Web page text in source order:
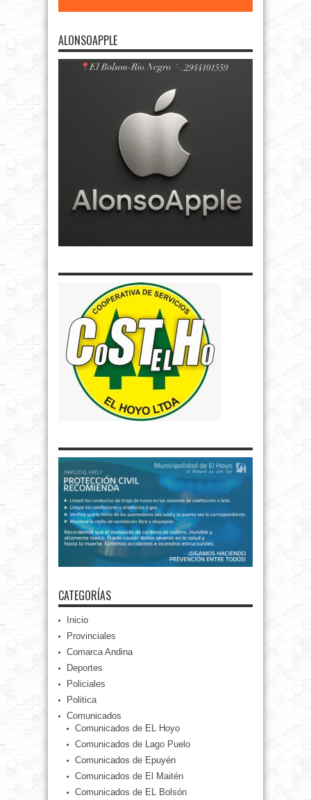
ALONSOAPPLE
CATEGORÍAS
Inicio
Provinciales
Comarca Andina
Deportes
Policiales
Politica
Comunicados
Comunicados de EL Hoyo
Comunicados de Lago Puelo
Comunicados de Epuyén
Comunicados de El Maitén
Comunicados de EL Bolsón